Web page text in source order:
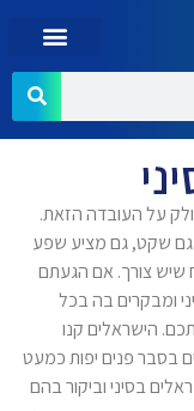
על העובדה הזאת.
גם שקט, גם מציע שפע
שיש צורך. אם הגעתם
ומבקרים בה בכל
הישראלים קנו
בסבר פנים יפות כמעט
בסיני וביקור בהם